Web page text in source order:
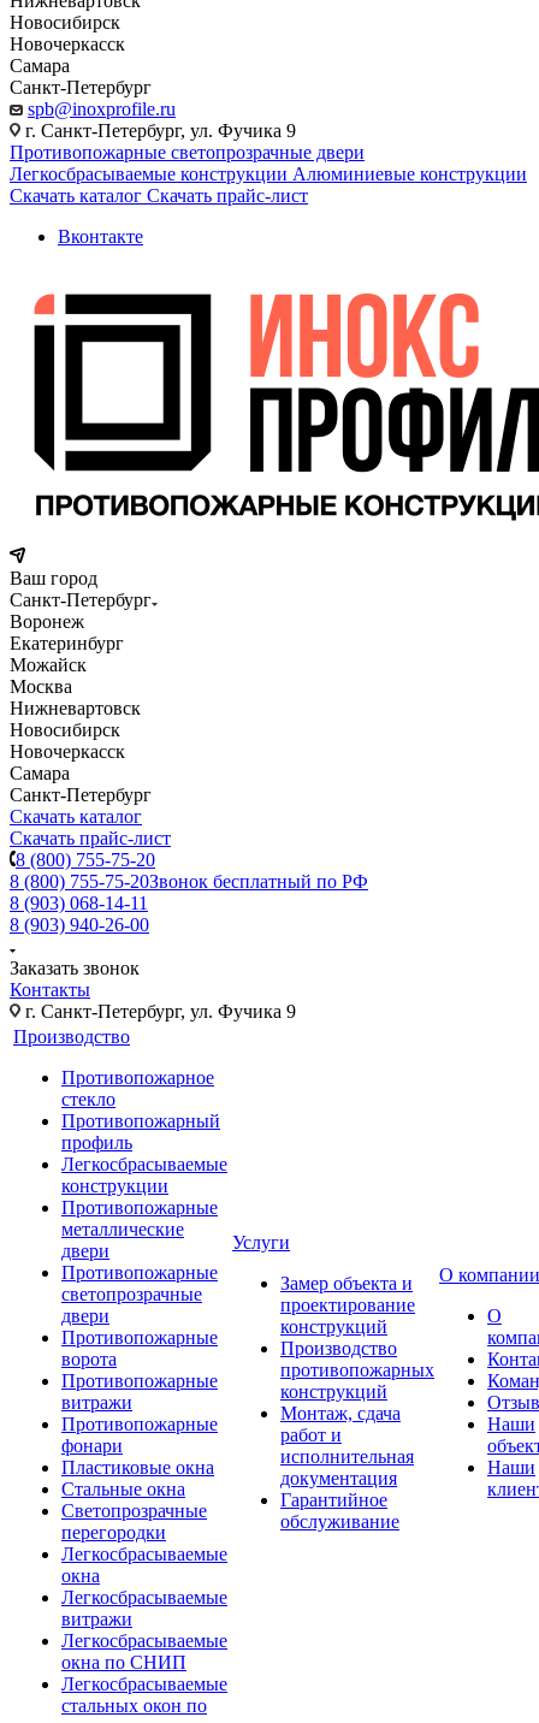
Новосибирск
Новочеркасск
Самара
Санкт-Петербург
spb@inoxprofile.ru
г. Санкт-Петербург, ул. Фучика 9
Противопожарные светопрозрачные двери
Легкосбрасываемые конструкции Алюминиевые конструкции
Скачать каталог Скачать прайс-лист
Вконтакте
Ваш город
Санкт-Петербург
Воронеж
Екатеринбург
Можайск
Москва
Нижневартовск
Новосибирск
Новочеркасск
Самара
Санкт-Петербург
Скачать каталог
Скачать прайс-лист
8 (800) 755-75-20
8 (800) 755-75-20Звонок бесплатный по РФ
8 (903) 068-14-11
8 (903) 940-26-00
Заказать звонок
Контакты
г. Санкт-Петербург, ул. Фучика 9
Производство
Противопожарное
стекло
Противопожарный
профиль
Легкосбрасываемые
конструкции
Противопожарные
металлические
двери
Противопожарные
светопрозрачные
двери
Противопожарные
ворота
Противопожарные
витражи
Противопожарные
фонари
Пластиковые окна
Стальные окна
Светопрозрачные
перегородки
Легкосбрасываемые
окна
Легкосбрасываемые
витражи
Легкосбрасываемые
окна по СНИП
Легкосбрасываемые
стальных окон по
Услуги
Замер объекта и
проектирование
конструкций
Производство
противопожарных
конструкций
Монтаж, сдача
работ и
исполнительная
документация
Гарантийное
обслуживание
О компании
О
Наши
Наши